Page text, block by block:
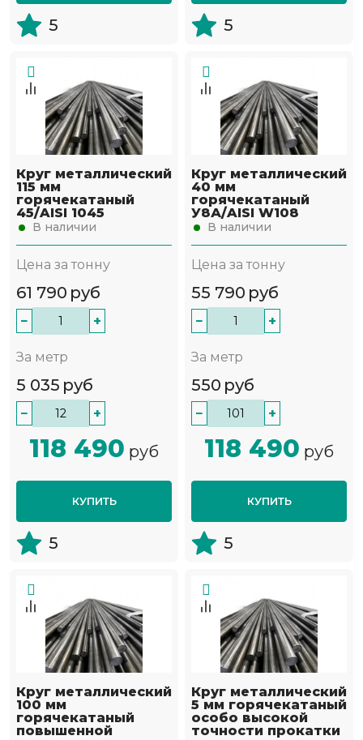
5 5
Круг металлический
115 мм
горячекатаный
45/AISI 1045
В наличии
Цена за тонну
61 790 руб
− +
За метр
5 035 руб
− +
118 490 руб
КУПИТЬ
5
Круг металлический
40 мм
горячекатаный
У8А/AISI W108
В наличии
Цена за тонну
55 790 руб
− +
За метр
550 руб
− +
118 490 руб
КУПИТЬ
5
Круг металлический
100 мм
горячекатаный
повышенной
Круг металлический
5 мм горячекатаный
особо высокой
точности прокатки